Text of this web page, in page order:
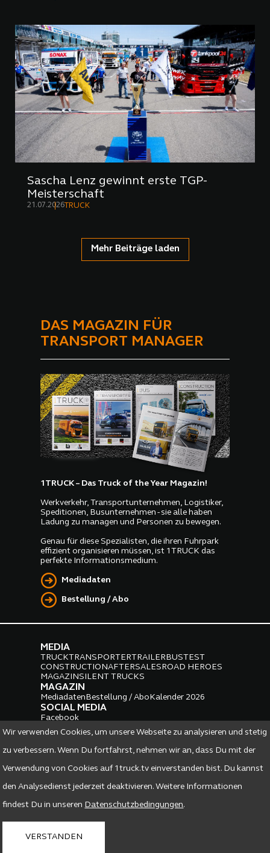
Wir verwenden Cookies, um unsere Webseite zu analysieren und stetig
zu verbessern. Wenn Du fortfahrst, nehmen wir an, dass Du mit der
Verwendung von Cookies auf 1truck.tv einverstanden bist. Du kannst
den Analysedienst jederzeit deaktivieren. Weitere Informationen
findest Du in unseren Datenschutzbedingungen.
VERSTANDEN
Sascha Lenz gewinnt erste TGP-
Meisterschaft
21.07.2026 TRUCK
Mehr Beiträge laden
DAS MAGAZIN FÜR
TRANSPORT MANAGER
1TRUCK – Das Truck of the Year Magazin!
Werkverkehr, Transportunternehmen, Logistiker,
Speditionen, Busunternehmen - sie alle haben
Ladung zu managen und Personen zu bewegen.
Genau für diese Spezialisten, die ihren Fuhrpark
effizient organisieren müssen, ist 1TRUCK das
perfekte Informationsmedium.
Mediadaten
Bestellung / Abo
MEDIA
TRUCKTRANSPORTERTRAILERBUSTEST
CONSTRUCTIONAFTERSALESROAD HEROES
MAGAZINSILENT TRUCKS
MAGAZIN
MediadatenBestellung / AboKalender 2026
SOCIAL MEDIA
Facebook
Instagram LinkedIn
IMPRESSUM